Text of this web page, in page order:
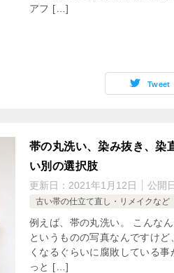
アフ […]
Tweet
帯の丸洗い、染み抜き、染
い別の選択肢
更新日： 2021年1月12日 公開
古い帯の仕立て直し・リメイクなど
例えば、帯の丸洗い。 こんな
というものの写真なんですけ
くなるぐらいに腐敗している
っと […]